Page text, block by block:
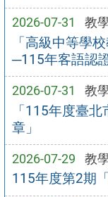
2026-07-31 教
「高級中等學
─115年客語認
2026-07-31 教
「115年度臺
章」
2026-07-29 教
115年度第2期